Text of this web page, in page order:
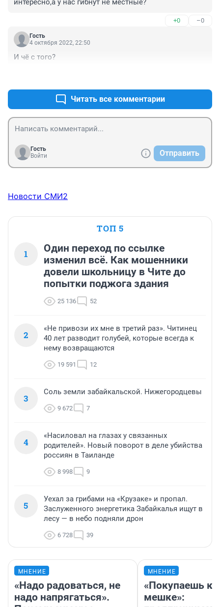
интересно,а у нас гибнут не местные?
+0 –0
Гость
4 октября 2022, 22:50
И чё с того?
Читать все комментарии
Гость
Войти
Отправить
Новости СМИ2
ТОП 5
1
Один переход по ссылке
изменил всё. Как мошенники
довели школьницу в Чите до
попытки поджога здания
25 136 52
2
«Не привози их мне в третий раз». Читинец
40 лет разводит голубей, которые всегда к
нему возвращаются
19 591 12
3
Соль земли забайкальской. Нижегородцевы
9 672 7
4
«Насиловал на глазах у связанных
родителей». Новый поворот в деле убийства
россиян в Таиланде
8 998 9
5
Уехал за грибами на «Крузаке» и пропал.
Заслуженного энергетика Забайкалья ищут в
лесу — в небо подняли дрон
6 728 39
МНЕНИЕ
«Надо радоваться, не
надо напрягаться».
МНЕНИЕ
«Покупаешь
мешке»: